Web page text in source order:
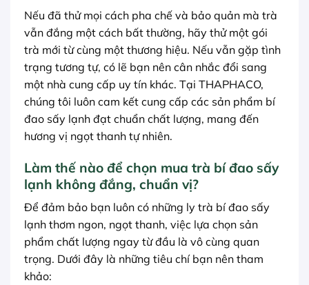
Nếu đã thử mọi cách pha chế và bảo quản mà trà
vẫn đắng một cách bất thường, hãy thử một gói
trà mới từ cùng một thương hiệu. Nếu vẫn gặp tình
trạng tương tự, có lẽ bạn nên cân nhắc đổi sang
một nhà cung cấp uy tín khác. Tại THAPHACO,
chúng tôi luôn cam kết cung cấp các sản phẩm bí
đao sấy lạnh đạt chuẩn chất lượng, mang đến
hương vị ngọt thanh tự nhiên.
Làm thế nào để chọn mua trà bí đao sấy
lạnh không đắng, chuẩn vị?
Để đảm bảo bạn luôn có những ly trà bí đao sấy
lạnh thơm ngon, ngọt thanh, việc lựa chọn sản
phẩm chất lượng ngay từ đầu là vô cùng quan
trọng. Dưới đây là những tiêu chí bạn nên tham
khảo: